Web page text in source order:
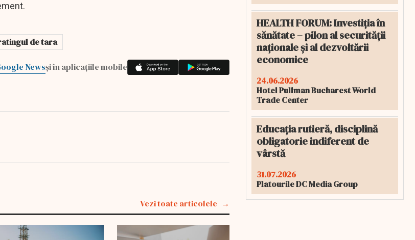
de tara
Newsși în aplicațiile mobile
Vezi toate articolele
HEALTH FORUM: Investiția în
sănătate – pilon al securității
naționale și al dezvoltării
economice
24.06.2026
Hotel Pullman Bucharest World
Trade Center
Educația rutieră, disciplină
obligatorie indiferent de
vârstă
31.07.2026
Platourile DC Media Group